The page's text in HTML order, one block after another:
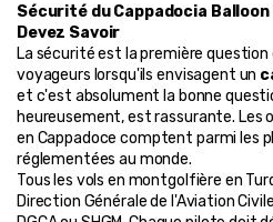
Sécurité du Cappadocia
Devez Savoir
La sécurité est la première
voyageurs lorsqu'ils envisagent un
et c'est absolument la bonne
heureusement, est rassurante. Les
en Cappadoce comptent parmi les
réglementées au monde.
Tous les vols en montgolfière en
Direction Générale de l'Aviation